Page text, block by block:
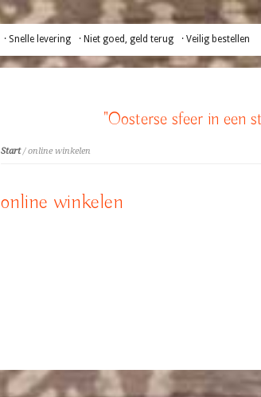
· Snelle levering · Niet goed, geld terug · Veilig bestellen
"Oosterse sfeer in een
Start/ online winkelen
online winkelen